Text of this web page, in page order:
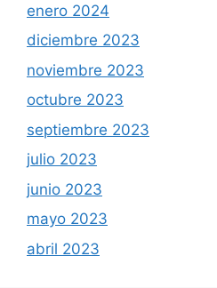
enero 2024
diciembre 2023
noviembre 2023
octubre 2023
septiembre 2023
julio 2023
junio 2023
mayo 2023
abril 2023